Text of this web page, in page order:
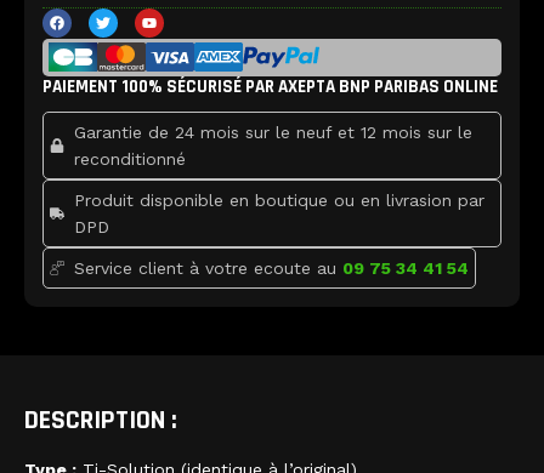
iPhone
12
Pro
Max
Premium
DIAG
MODE
F
a
c
e
b
o
k
T
w
i
t
t
e
Y
o
u
t
u
b
PAIEMENT 100% SÉCURISÉ PAR AXEPTA BNP PARIBAS ONLINE
Garantie de 24 mois sur le neuf et 12 mois sur le
reconditionné
Produit disponible en boutique ou en livrasion par
DPD
Service client à votre ecoute au 09 75 34 41 54
DESCRIPTION :